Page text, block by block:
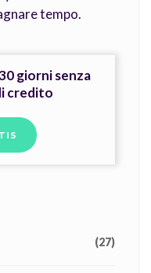
tempo.
giorni senza
credito
(27)